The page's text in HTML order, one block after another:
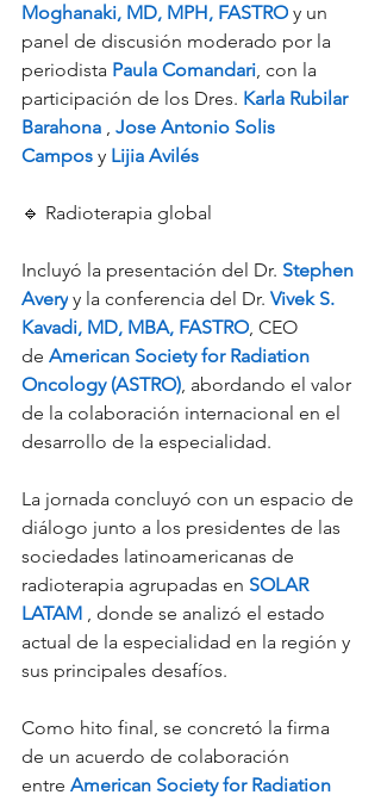
Moghanaki, MD, MPH, FASTRO y un
panel de discusión moderado por la
periodista Paula Comandari, con la
participación de los Dres. Karla Rubilar
Barahona , Jose Antonio Solis
Campos y Lijia Avilés
🔹 Radioterapia global
Incluyó la presentación del Dr. Stephen
Avery y la conferencia del Dr. Vivek S.
Kavadi, MD, MBA, FASTRO, CEO
de American Society for Radiation
Oncology (ASTRO), abordando el valor
de la colaboración internacional en el
desarrollo de la especialidad.
La jornada concluyó con un espacio de
diálogo junto a los presidentes de las
sociedades latinoamericanas de
radioterapia agrupadas en SOLAR
LATAM , donde se analizó el estado
actual de la especialidad en la región y
sus principales desafíos.
Como hito final, se concretó la firma
de un acuerdo de colaboración
entre American Society for Radiation